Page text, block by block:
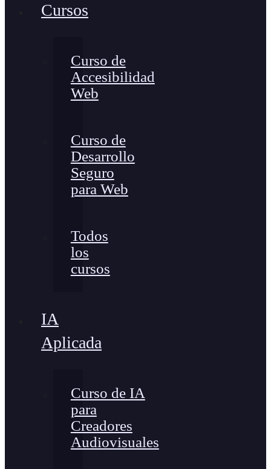
Cursos
Curso de
Accesibilidad
Web
Curso de
Desarrollo
Seguro
para Web
Todos
los
cursos
IA
Aplicada
Curso de IA
para
Creadores
Audiovisuales